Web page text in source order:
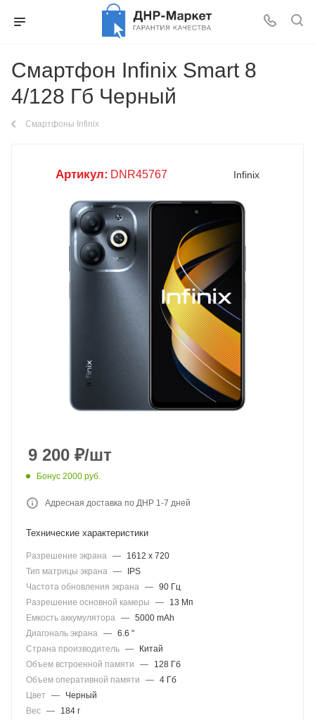
Смартфон Infinix Smart 8
4/128 Гб Черный
Смартфоны Infinix
Артикул: DNR45767 Infinix
9 200 ₽/шт
Бонус 2000 руб.
Адресная доставка по ДНР 1-7 дней
Технические характеристики
Разрешение экрана —
1612 x 720
Тип матрицы экрана —
IPS
Частота обновления экрана — 90 Гц
Разрешение основной камеры
—
13 Мп
Емкость аккумулятора — 5000 mAh
Диагональ экрана — 6.6 "
Страна производитель —
Китай
Объем встроенной памяти
—
128 Гб
Объем оперативной памяти
— 4 Гб
Цвет
—
Черный
Вес —
184 г